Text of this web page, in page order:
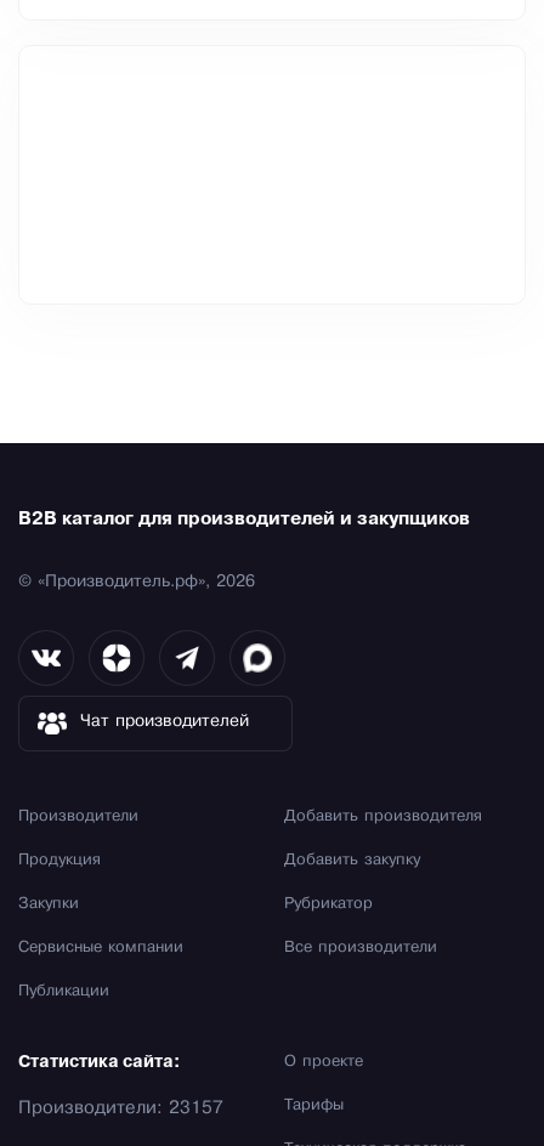
B2B каталог для производителей и закупщиков
© «Производитель.рф», 2026
Чат производителей
Производители
Продукция
Закупки
Сервисные компании
Публикации
Добавить производителя
Добавить закупку
Рубрикатор
Все производители
О проекте
Тарифы
Статистика сайта:
Производители: 23157